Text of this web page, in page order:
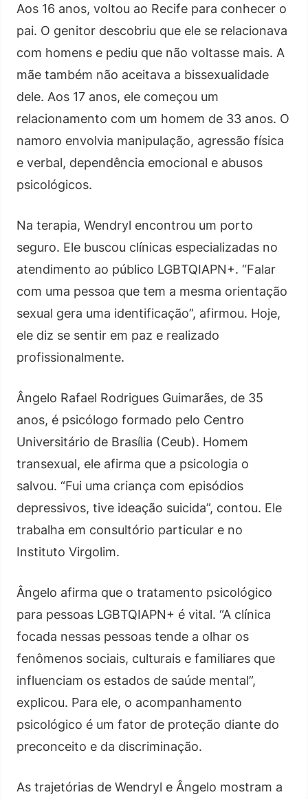
Aos 16 anos, voltou ao Recife para conhecer o
pai. O genitor descobriu que ele se relacionava
com homens e pediu que não voltasse mais. A
mãe também não aceitava a bissexualidade
dele. Aos 17 anos, ele começou um
relacionamento com um homem de 33 anos. O
namoro envolvia manipulação, agressão física
e verbal, dependência emocional e abusos
psicológicos.
Na terapia, Wendryl encontrou um porto
seguro. Ele buscou clínicas especializadas no
atendimento ao público LGBTQIAPN+. “Falar
com uma pessoa que tem a mesma orientação
sexual gera uma identificação”, afirmou. Hoje,
ele diz se sentir em paz e realizado
profissionalmente.
Ângelo Rafael Rodrigues Guimarães, de 35
anos, é psicólogo formado pelo Centro
Universitário de Brasília (Ceub). Homem
transexual, ele afirma que a psicologia o
salvou. “Fui uma criança com episódios
depressivos, tive ideação suicida”, contou. Ele
trabalha em consultório particular e no
Instituto Virgolim.
Ângelo afirma que o tratamento psicológico
para pessoas LGBTQIAPN+ é vital. “A clínica
focada nessas pessoas tende a olhar os
fenômenos sociais, culturais e familiares que
influenciam os estados de saúde mental”,
explicou. Para ele, o acompanhamento
psicológico é um fator de proteção diante do
preconceito e da discriminação.
As trajetórias de Wendryl e Ângelo mostram a